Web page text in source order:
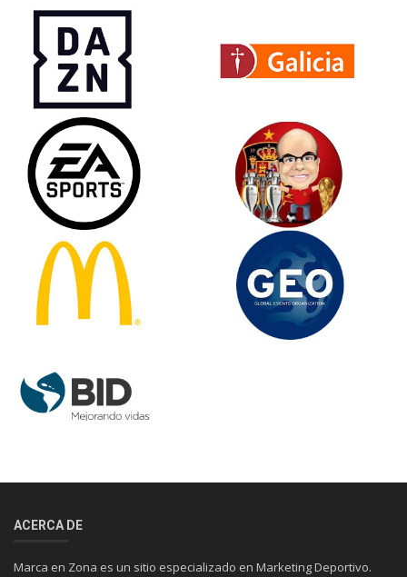
ACERCA DE
Marca en Zona es un sitio especializado en Marketing Deportivo.